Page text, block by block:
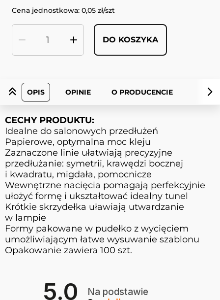
Cena jednostkowa: 0,05 zł/szt
DO KOSZYKA
OPIS OPINIE O PRODUCENCIE
CECHY PRODUKTU:
Idealne do salonowych przedłużeń
Papierowe, optymalna moc kleju
Zaznaczone linie ułatwiają precyzyjne
przedłużanie: symetrii, krawędzi bocznej
i kwadratu, migdała, pomocnicze
Wewnętrzne nacięcia pomagają perfekcyjnie
ułożyć formę i ukształtować idealny tunel
Krótkie skrzydełka uławiają utwardzanie
w lampie
Formy pakowane w pudełko z wycięciem
umożliwiającym łatwe wysuwanie szablonu
Opakowanie zawiera 100 szt.
5.0
Na podstawie